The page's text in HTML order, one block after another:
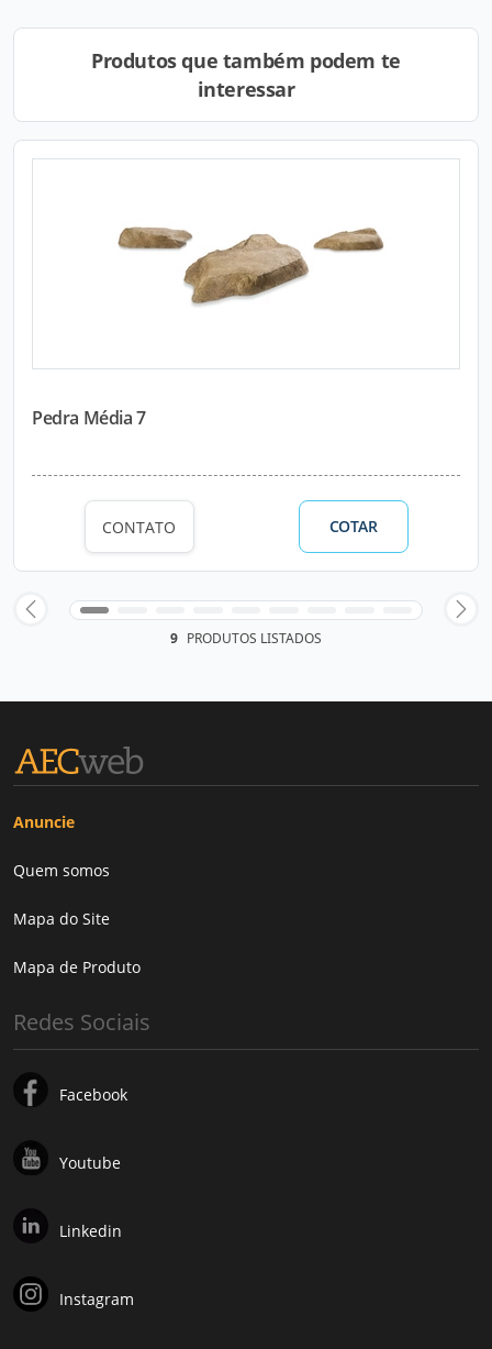
Produtos que também podem te
interessar
Pedra Média 7
CONTATO COTAR
9 PRODUTOS LISTADOS
Anuncie
Quem somos
Mapa do Site
Mapa de Produto
Redes Sociais
Facebook
Youtube
Linkedin
Instagram